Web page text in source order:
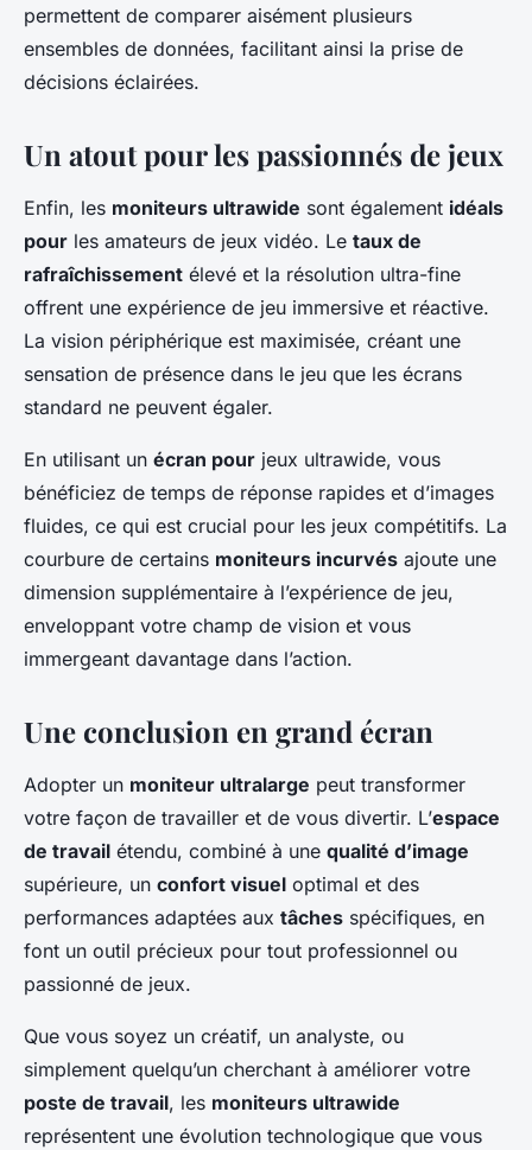
permettent de comparer aisément plusieurs
ensembles de données, facilitant ainsi la prise de
décisions éclairées.
Un atout pour les passionnés de jeux
Enfin, les moniteurs ultrawide sont également idéals
pour les amateurs de jeux vidéo. Le taux de
rafraîchissement élevé et la résolution ultra-fine
offrent une expérience de jeu immersive et réactive.
La vision périphérique est maximisée, créant une
sensation de présence dans le jeu que les écrans
standard ne peuvent égaler.
En utilisant un écran pour jeux ultrawide, vous
bénéficiez de temps de réponse rapides et d’images
fluides, ce qui est crucial pour les jeux compétitifs. La
courbure de certains moniteurs incurvés ajoute une
dimension supplémentaire à l’expérience de jeu,
enveloppant votre champ de vision et vous
immergeant davantage dans l’action.
Une conclusion en grand écran
Adopter un moniteur ultralarge peut transformer
votre façon de travailler et de vous divertir. L’espace
de travail étendu, combiné à une qualité d’image
supérieure, un confort visuel optimal et des
performances adaptées aux tâches spécifiques, en
font un outil précieux pour tout professionnel ou
passionné de jeux.
Que vous soyez un créatif, un analyste, ou
simplement quelqu’un cherchant à améliorer votre
poste de travail, les moniteurs ultrawide
représentent une évolution technologique que vous